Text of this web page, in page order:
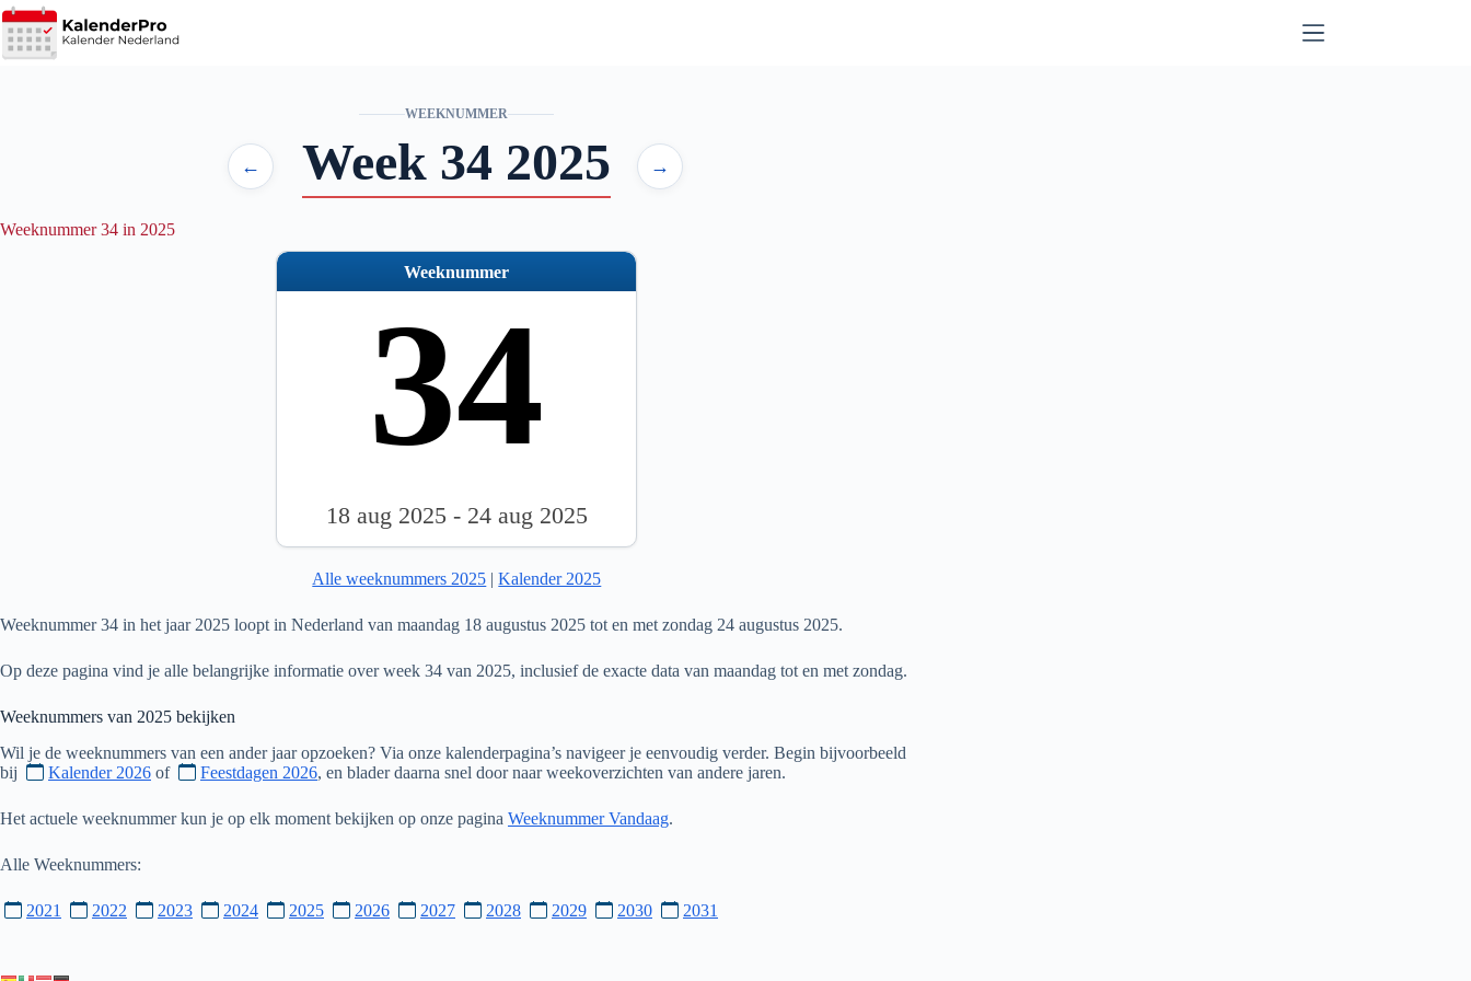
Ga
naar
de
WEEKNUMMER
← Week 34 2025 →
Weeknummer 34 in 2025
Weeknummer
34
18 aug 2025 - 24 aug 2025
Alle weeknummers 2025 |Kalender 2025
Weeknummer 34 in het jaar 2025 loopt in Nederland van maandag 18 augustus 2025 tot en met zondag 24 augustus 2025.
Op deze pagina vind je alle belangrijke informatie over week 34 van 2025, inclusief de exacte data van maandag tot en met zondag.
Weeknummers van 2025 bekijken
Wil je de weeknummers van een ander jaar opzoeken? Via onze kalenderpagina’s navigeer je eenvoudig verder. Begin bijvoorbeeld
bij
Kalender 2026 of Feestdagen 2026, en blader daarna snel door naar weekoverzichten van andere jaren.
Het actuele weeknummer kun je op elk moment bekijken op onze pagina Weeknummer Vandaag.
Alle Weeknummers:
2021 2022 2023 2024 2025 2026 2027 2028 2029 2030 2031